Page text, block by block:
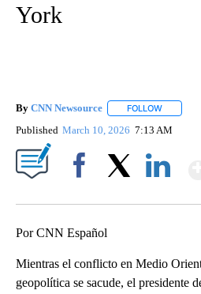
York
By CNN Newsource FOLLOW
Published March 10, 2026 7:13 AM
Por CNN Español
Mientras el conflicto en Medio
geopolítica se sacude, el presidente